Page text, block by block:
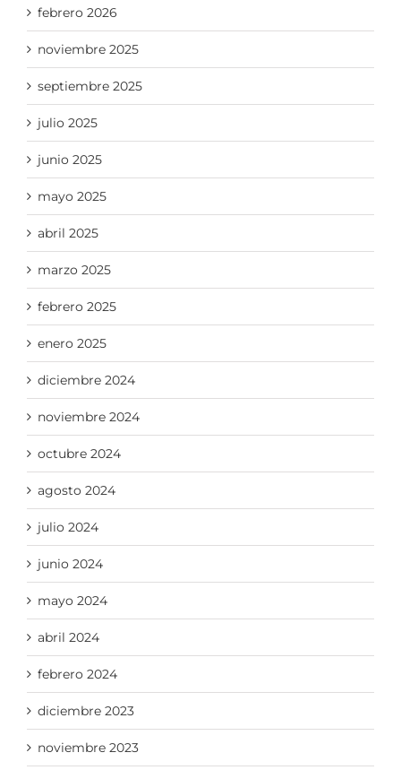
febrero 2026
noviembre 2025
septiembre 2025
julio 2025
junio 2025
mayo 2025
abril 2025
marzo 2025
febrero 2025
enero 2025
diciembre 2024
noviembre 2024
octubre 2024
agosto 2024
julio 2024
junio 2024
mayo 2024
abril 2024
febrero 2024
diciembre 2023
noviembre 2023